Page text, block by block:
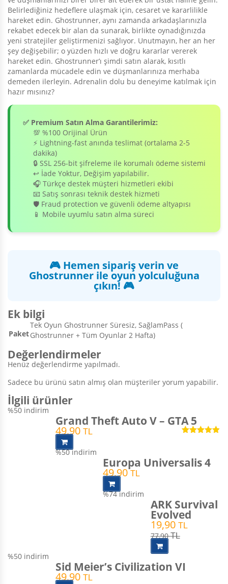
Belirlediğiniz hedeflere ulaşmak için, cesaret ve kararlilikle
hareket edin. Ghostrunner, aynı zamanda arkadaşlarınızla
rekabet edecek bir alan da sunarak, birlikte oynadığınızda
yeni stratejiler geliştirmenizi sağlıyor. Unutmayın, her an her
şey değişebilir; o yüzden hızlı ve doğru kararlar vererek
hareket edin. Ghostrunner’ı şimdi satın alarak, kısıtlı
zamanlarda mücadele edin ve düşmanlarınıza merhaba
demeden ilerleyin. Adrenalin dolu bu deneyime katılmak için
hazır mısınız?
✅ Premium Satın Alma Garantilerimiz:
💯 %100 Orijinal Ürün
⚡ Lightning-fast anında teslimat (ortalama 2-5
dakika)
🔒 SSL 256-bit şifreleme ile korumalı ödeme sistemi
↩️ İade Yoktur, Değişim yapılabilir.
🎧 Türkçe destek müşteri hizmetleri ekibi
📧 Satış sonrası teknik destek hizmeti
🛡️ Fraud protection ve güvenli ödeme altyapısı
📱 Mobile uyumlu satın alma süreci
🎮 Hemen sipariş verin ve
Ghostrunner ile oyun yolculuğuna
çıkın! 🎮
Ek bilgi
Paket
Tek Oyun Ghostrunner Süresiz, SağlamPass (
Ghostrunner + Tüm Oyunlar 2 Hafta)
Değerlendirmeler
Henüz değerlendirme yapılmadı.
Sadece bu ürünü satın almış olan müşteriler yorum yapabilir.
İlgili ürünler
%50 indirim
Grand Theft Auto V – GTA 5
49,90 TL
%50indirim
Europa Universalis 4
49,90TL
%74indirim
ARK Survival
Evolved
19,90 TL
77,90TL
%50 indirim
Sid Meier’s Civilization VI
49,90 TL